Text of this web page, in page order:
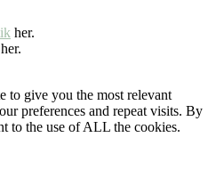
her.
her.
to give you the most relevant
preferences and repeat visits. By
to the use of ALL the cookies.